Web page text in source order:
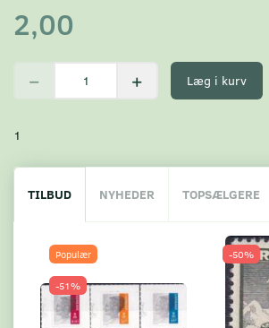
2,00
Læg i kurv
1
TILBUD NYHEDER TOPSÆLGERE
Populær
-51%
-50%